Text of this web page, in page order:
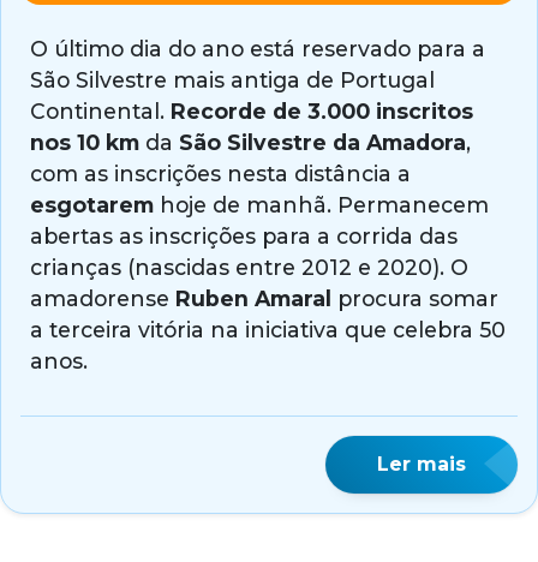
O último dia do ano está reservado para a
São Silvestre mais antiga de Portugal
Continental. Recorde de 3.000 inscritos
nos 10 km da São Silvestre da Amadora,
com as inscrições nesta distância a
esgotarem hoje de manhã. Permanecem
abertas as inscrições para a corrida das
crianças (nascidas entre 2012 e 2020). O
amadorense Ruben Amaral
procura somar
a terceira vitória na iniciativa que celebra 50
anos.
Ler mais